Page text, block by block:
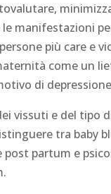
manifestazioni
più care e
come un
di
vissuti e del tipo
tra baby
post partum e